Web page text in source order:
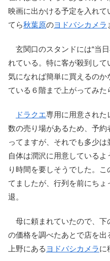
映画に出かける予定を入れ
てら秋葉原のヨドバシカメラ
玄関口のスタンドには“当
れている。特に客が殺到し
気になれば簡単に買えるの
ている６階まで上がってみた
ドラクエ専用に用意された
数の売り場があるため、予
ってますが、それでも多少
自体は潤沢に用意している
り時間を要しそうでした。
てましたが、行列を前にち
退。
母に頼まれていたので、下
の価格を調べたあとで店を
上野にある ヨドバシカメラに